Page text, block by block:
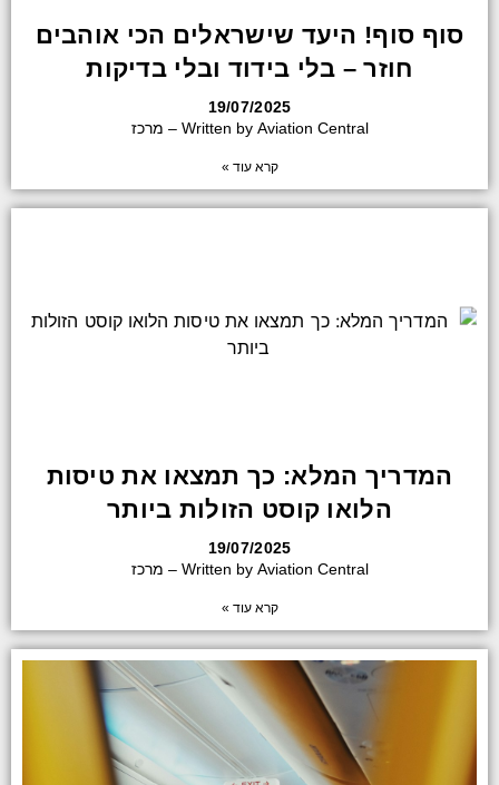
סוף סוף! היעד שישראלים הכי אוהבים
חוזר – בלי בידוד ובלי בדיקות
19/07/2025
Written by Aviation Central – מרכז
קרא עוד »
המדריך המלא: כך תמצאו את טיסות
הלואו קוסט הזולות ביותר
19/07/2025
Written by Aviation Central – מרכז
קרא עוד »